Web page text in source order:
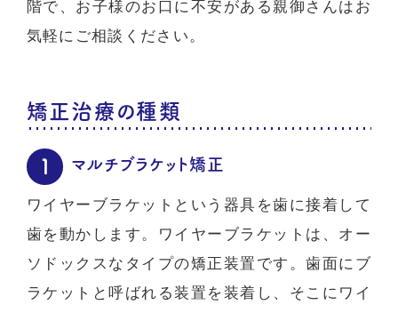
階で、お子様のお口に不安がある親御さんはお
気軽にご相談ください。
矯正治療の種類
マルチブラケット矯正
ワイヤーブラケットという器具を歯に接着して
歯を動かします。ワイヤーブラケットは、オー
ソドックスなタイプの矯正装置です。歯面にブ
ラケットと呼ばれる装置を装着し、そこにワイ